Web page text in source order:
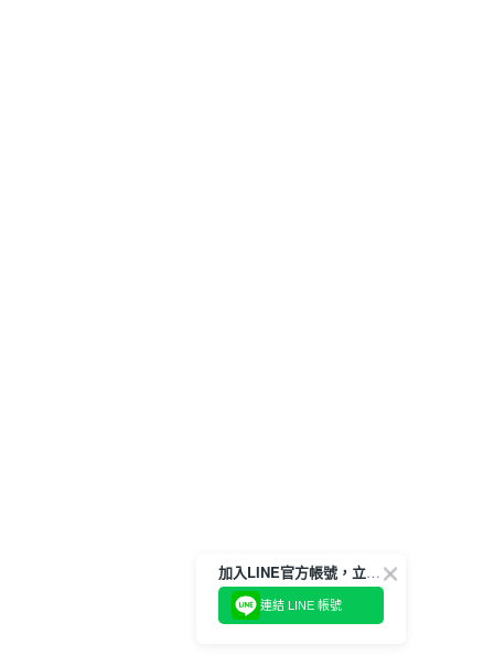
加入LINE官方帳號，立即獲得$100購物金!
連結 LINE 帳號